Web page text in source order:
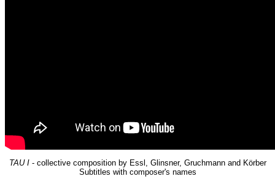
TAU I- collective composition by Essl, Glinsner, Gruchmann and Körber
Subtitles with composer's names